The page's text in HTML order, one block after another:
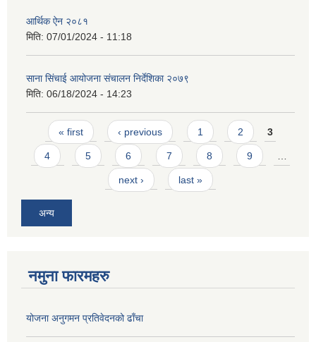
आर्थिक ऐन २०८१
मिति: 07/01/2024 - 11:18
साना सिंचाई आयोजना संचालन निर्देशिका २०७९
मिति: 06/18/2024 - 14:23
Pages
« first ‹ previous 1 2 3
4 5 6 7 8 9 …
next › last »
अन्य
नमुना फारमहरु
योजना अनुगमन प्रतिवेदनको ढाँचा